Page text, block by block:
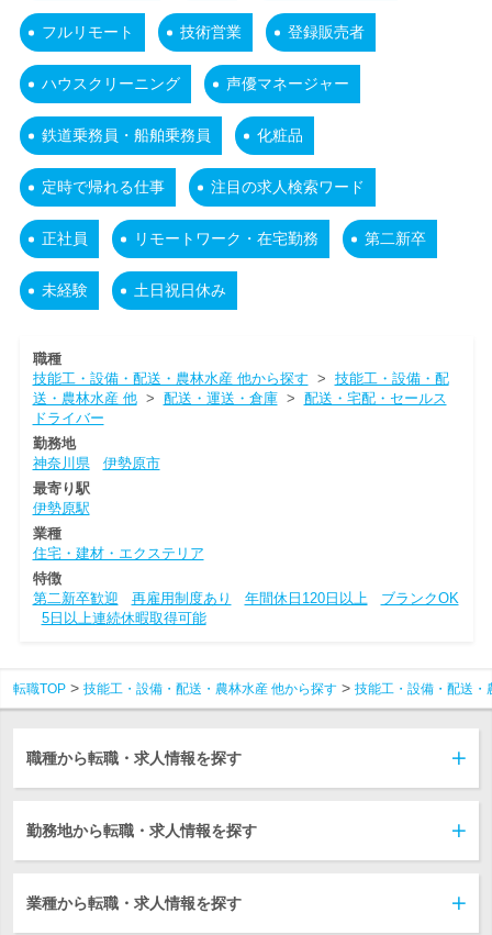
フルリモート 技術営業 登録販売者
ハウスクリーニング 声優マネージャー
鉄道乗務員・船舶乗務員 化粧品
定時で帰れる仕事 注目の求人検索ワード
正社員 リモートワーク・在宅勤務 第二新卒
未経験 土日祝日休み
職種
技能工・設備・配送・農林水産 他から探す > 技能工・設備・配
送・農林水産 他> 配送・運送・倉庫> 配送・宅配・セールス
ドライバー
勤務地
神奈川県
伊勢原市
最寄り駅
伊勢原駅
業種
住宅・建材・エクステリア
特徴
第二新卒歓迎
再雇用制度あり 年間休日120日以上
ブランクOK
5日以上連続休暇取得可能
転職TOP 技能工・設備・配送・農林水産 他から探す 技能工・設備・配送・
職種から転職・求人情報を探す
勤務地から転職・求人情報を探す
業種から転職・求人情報を探す